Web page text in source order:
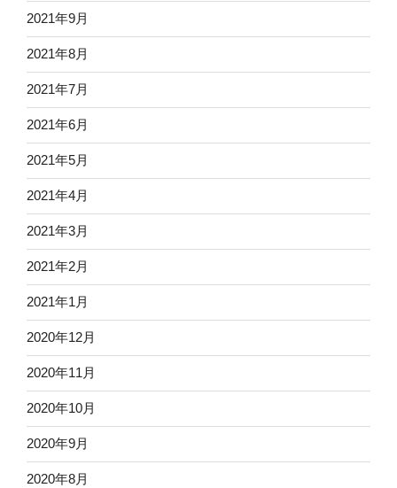
2021年9月
2021年8月
2021年7月
2021年6月
2021年5月
2021年4月
2021年3月
2021年2月
2021年1月
2020年12月
2020年11月
2020年10月
2020年9月
2020年8月